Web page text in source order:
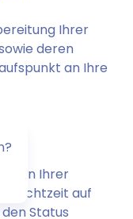
Ihrer
deren
an Ihre
Ihrer
in Echtzeit auf
Status